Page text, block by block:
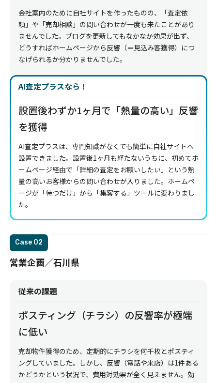
会社案内のために自社サイトを作ったものの、「査定依
頼」や「売却相談」の問い合わせが一度も来たことがあり
ませんでした。ブログを更新してもなかなか効果が出ず、
どうすればホームページから反響（＝見込み客獲得）につ
なげられるか分かりませんでした。
AI査定プラスなら！
設置後わずか1ヶ月で「熱量の高い」反響
を獲得
AI査定プラスは、専門知識がなくても簡単に自社サイトへ
設置できました。設置後1ヶ月も経たないうちに、初めてホ
ームページ経由で「詳細の査定をお願いしたい」という熱
量の高いお客様からの問い合わせが入りました。ホームペ
ージが「待つだけ」から「集客する」ツールに変わりまし
た。
Case
営業企画／石川県
従来の課題
ポスティング（チラシ）の反響率が極端
に低い
売却物件獲得のため、定期的にチラシを何千枚とポスティ
ングしていました。しかし、反響（電話や来店）は1件ある
かどうかという状況で、費用対効果が全く見えません。効